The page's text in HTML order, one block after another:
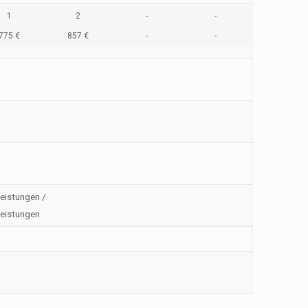
1 2 - -
€ 857 € - -
/